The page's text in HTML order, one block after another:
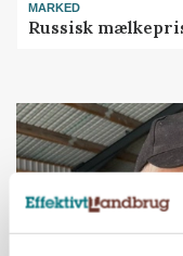
MARKED
Russisk